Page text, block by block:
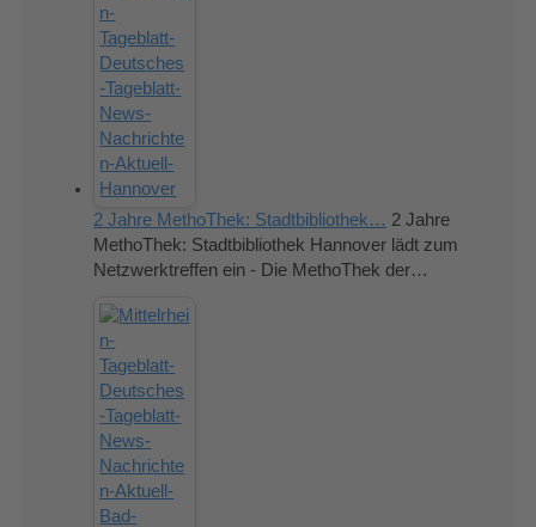
2 Jahre MethoThek: Stadtbibliothek… 2 Jahre
MethoThek: Stadtbibliothek Hannover lädt zum
Netzwerktreffen ein - Die MethoThek der…